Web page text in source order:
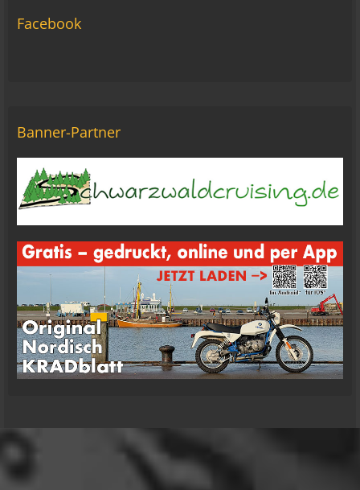
Michael Fricke
Tom Nowak
So liebe Bikerbrüder und - brüderinnen, ich bin
jetzt da!
oelfinger
Moin Tom... viele Grüße aus Wales
07:59
oelfinger
Übrigens geile Moped Strecken hier..
07:59
mrairbrush
Das ist doch gerade die hohe Kunst des mopped
Facebook
Banner-Partner